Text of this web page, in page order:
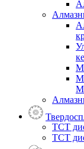
ТСТ
ТСТ